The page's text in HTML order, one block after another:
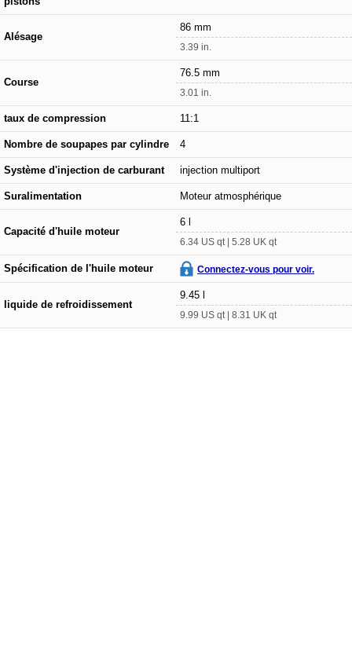
Alésage
86 mm
3.39 in.
Course
76.5 mm
3.01 in.
taux de compression 11:1
Nombre de soupapes par cylindre 4
Système d'injection de carburant injection multiport
Suralimentation Moteur atmosphérique
Capacité d'huile moteur
6 l
6.34 US qt | 5.28 UK qt
Spécification de l'huile moteur Connectez-vous pour voir.
liquide de refroidissement
9.45 l
9.99 US qt | 8.31 UK qt